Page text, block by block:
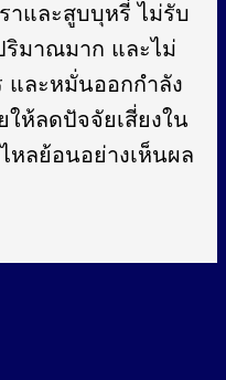
และสูบบุหรี่ ไม่รับ
ริมาณมาก และไม่
ละหมั่นออกกำลัง
ให้ลดปัจจัยเสี่ยงใน
หลย้อนอย่างเห็นผล